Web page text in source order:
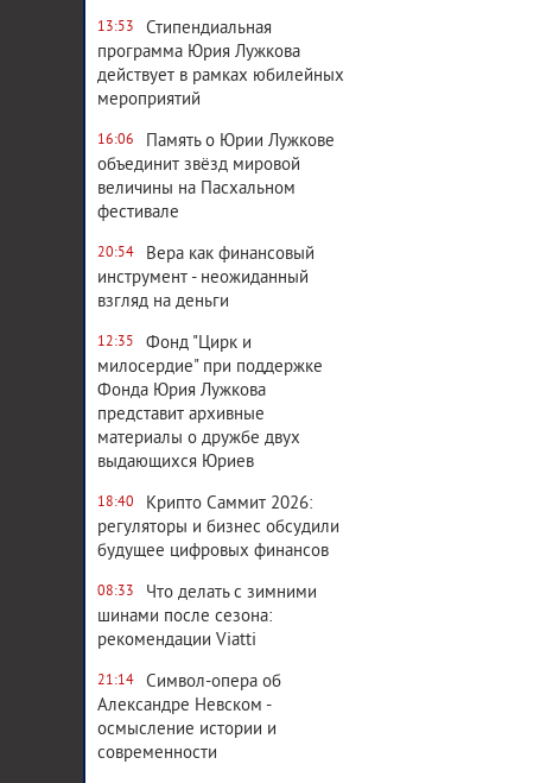
13:53
Стипендиальная
программа Юрия Лужкова
действует в рамках юбилейных
мероприятий
16:06
Память о Юрии Лужкове
объединит звёзд мировой
величины на Пасхальном
фестивале
20:54
Вера как финансовый
инструмент - неожиданный
взгляд на деньги
12:35
Фонд "Цирк и
милосердие" при поддержке
Фонда Юрия Лужкова
представит архивные
материалы о дружбе двух
выдающихся Юриев
18:40
Крипто Саммит 2026:
регуляторы и бизнес обсудили
будущее цифровых финансов
08:33
Что делать с зимними
шинами после сезона:
рекомендации Viatti
21:14
Символ-опера об
Александре Невском -
осмысление истории и
современности